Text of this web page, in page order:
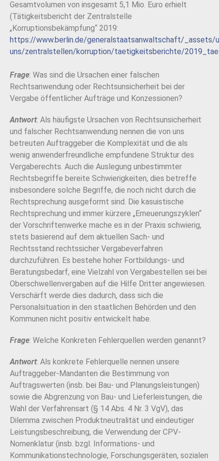
Gesamtvolumen von insgesamt 5,1 Mio. Euro erhielt
(Tätigkeitsbericht der Zentralstelle
„Korruptionsbekämpfung“ 2019:
https://www.berlin.de/generalstaatsanwaltschaft/_assets/
uns/zentralstellen/korruption/taetigkeitsberichte/
Frage: Was sind die Ursachen einer falschen
Rechtsanwendung oder Rechtsunsicherheit bei der
Vergabe öffentlicher Aufträge und Konzessionen?
Antwort: Als häufigste Ursachen von Rechtsunsicherheit
und falscher Rechtsanwendung nennen die von uns
betreuten Auftraggeber die Komplexität und die als
wenig anwenderfreundliche empfundene Struktur des
Vergaberechts. Auch die Auslegung unbestimmter
Rechtsbegriffe bereite Schwierigkeiten, dies betreffe
insbesondere solche Begriffe, die noch nicht durch die
Rechtsprechung ausgeformt sind. Die kasuistische
Rechtsprechung und immer kürzere „Erneuerungszyklen“
der Vorschriftenwerke mache es in der Praxis schwierig,
stets basierend auf dem aktuellen Sach- und
Rechtsstand rechtssicher Vergabeverfahren
durchzuführen. Es bestehe hoher Fortbildungs- und
Beratungsbedarf, eine Vielzahl von Vergabestellen sei bei
Oberschwellenvergaben auf die Hilfe Dritter angewiesen.
Verschärft werde dies dadurch, dass sich die
Personalsituation in den staatlichen Behörden und den
Kommunen nicht positiv entwickelt habe.
Frage: Welche Konkreten Fehlerquellen werden genannt?
Antwort: Als konkrete Fehlerquelle nennen unsere
Auftraggeber-Mandanten die Bestimmung von
Auftragswerten (insb. bei Bau- und Planungsleistungen)
sowie die Abgrenzung von Bau- und Lieferleistungen, die
Wahl der Verfahrensart (§ 14 Abs. 4 Nr. 3 VgV), das
Dilemma zwischen Produktneutralität und eindeutiger
Leistungsbeschreibung, die Verwendung der CPV-
Nomenklatur (insb. bzgl. Informations- und
Kommunikationstechnologie, Forschungsgeräten, sozialen